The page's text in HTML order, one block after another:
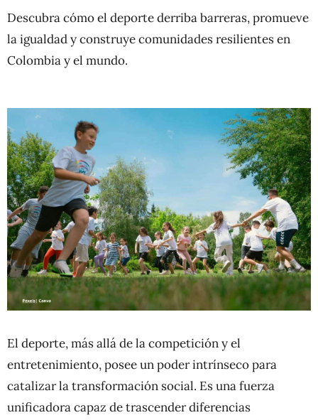
Descubra cómo el deporte derriba barreras, promueve
la igualdad y construye comunidades resilientes en
Colombia y el mundo.
El deporte, más allá de la competición y el
entretenimiento, posee un poder intrínseco para
catalizar la transformación social. Es una fuerza
unificadora capaz de trascender diferencias